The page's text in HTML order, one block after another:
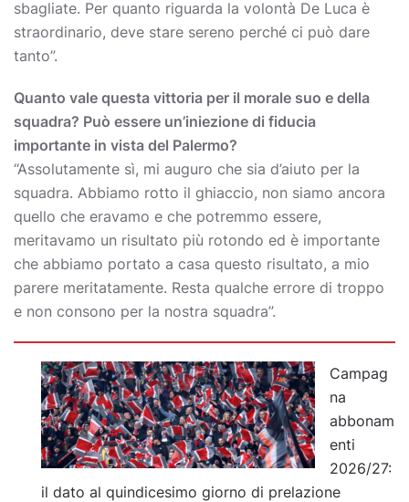
sbagliate. Per quanto riguarda la volontà De Luca è
straordinario, deve stare sereno perché ci può dare
tanto”.
Quanto vale questa vittoria per il morale suo e della
squadra? Può essere un’iniezione di fiducia
importante in vista del Palermo?
“Assolutamente sì, mi auguro che sia d’aiuto per la
squadra. Abbiamo rotto il ghiaccio, non siamo ancora
quello che eravamo e che potremmo essere,
meritavamo un risultato più rotondo ed è importante
che abbiamo portato a casa questo risultato, a mio
parere meritatamente. Resta qualche errore di troppo
e non consono per la nostra squadra”.
Campag
na
abbonam
enti
2026/27:
il dato al quindicesimo giorno di prelazione